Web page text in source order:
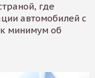
где
автомобилей с
минимум об